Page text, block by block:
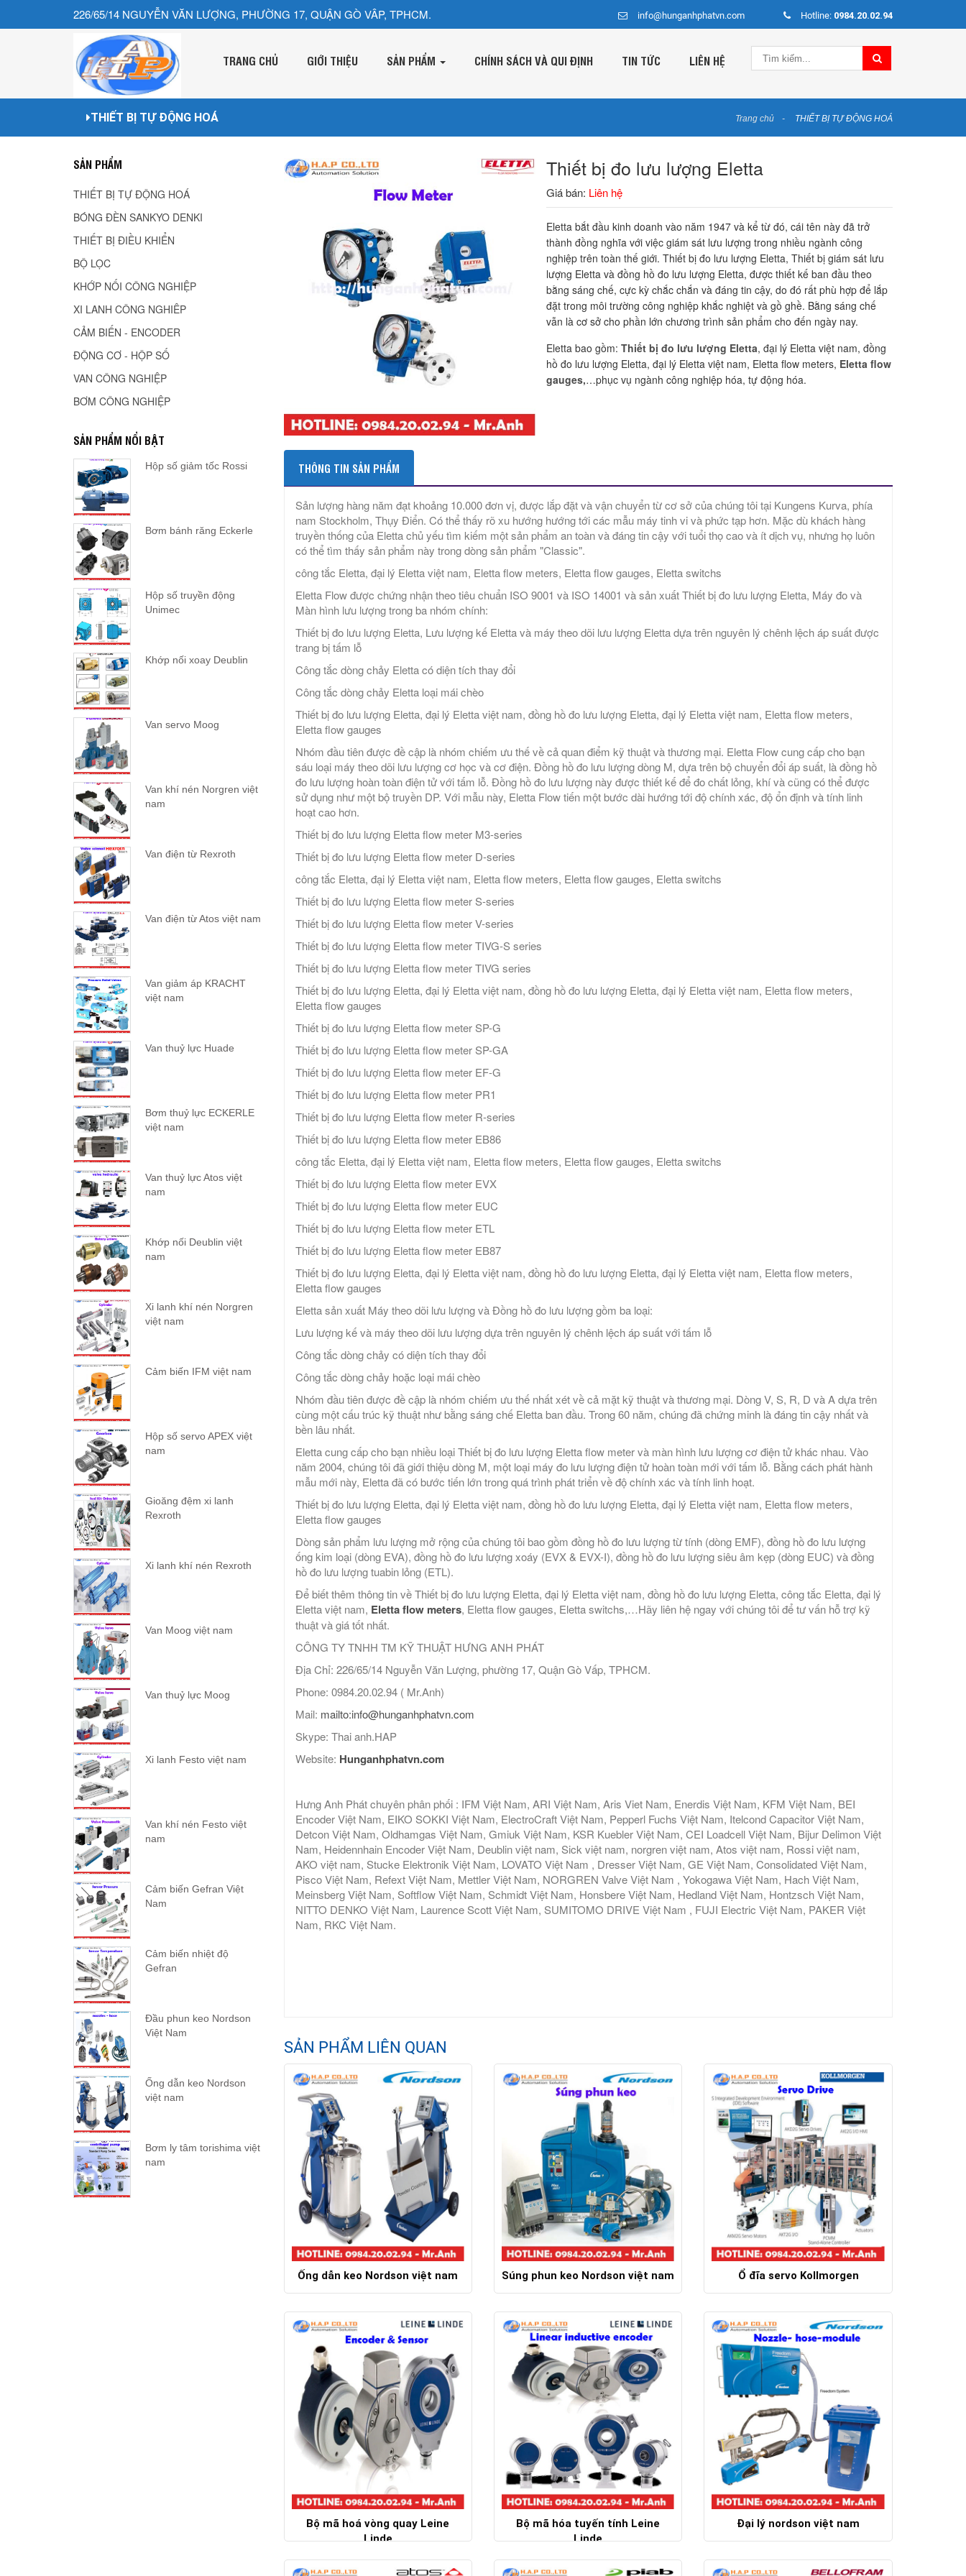
226/65/14 NGUYỄN VĂN LƯỢNG, PHƯỜNG 17, QUẬN GÒ VÂP, TPHCM. info@hunganhphatvn.com Hotline: 0984.20.02.94
TRANG CHỦ GIỚI THIỆU SẢN PHẨM CHÍNH SÁCH VÀ QUI ĐỊNH TIN TỨC LIÊN HỆ
THIẾT BỊ TỰ ĐỘNG HOÁ Trang chủ THIẾT BỊ TỰ ĐỘNG HOÁ
Thiết bị đo lưu lượng Eletta
Giá bán: Liên hệ
Eletta bắt đầu kinh doanh vào năm 1947 và kể từ đó, cái tên này đã trở
thành đồng nghĩa với việc giám sát lưu lượng trong nhiều ngành công
nghiệp trên toàn thế giới. Thiết bị đo lưu lượng Eletta, Thiết bị giám sát lưu
lượng Eletta và đồng hồ đo lưu lượng Eletta, được thiết kế ban đầu theo
bằng sáng chế, cực kỳ chắc chắn và đáng tin cậy, do đó rất phù hợp để lắp
đặt trong môi trường công nghiệp khắc nghiệt và gồ ghề. Bằng sáng chế
vẫn là cơ sở cho phần lớn chương trình sản phẩm cho đến ngày nay.
Eletta bao gồm:Thiết bị đo lưu lượng Eletta, đại lý Eletta việt nam, đồng
hồ đo lưu lượng Eletta, đại lý Eletta việt nam, Eletta flow meters, Eletta flow
gauges,…phục vụ ngành công nghiệp hóa, tự động hóa.
THÔNG TIN SẢN PHẨM
Sản lượng hàng năm đạt khoảng 10.000 đơn vị, được lắp đặt và vận chuyển từ cơ sở của chúng tôi tại Kungens Kurva, phía
nam Stockholm, Thụy Điển. Có thể thấy rõ xu hướng hướng tới các mẫu máy tinh vi và phức tạp hơn. Mặc dù khách hàng
truyền thống của Eletta chủ yếu tìm kiếm một sản phẩm an toàn và đáng tin cậy với tuổi thọ cao và ít dịch vụ, nhưng họ luôn
có thể tìm thấy sản phẩm này trong dòng sản phẩm "Classic".
công tắc Eletta, đại lý Eletta việt nam, Eletta flow meters, Eletta flow gauges, Eletta switchs
Eletta Flow được chứng nhận theo tiêu chuẩn ISO 9001 và ISO 14001 và sản xuất Thiết bị đo lưu lượng Eletta, Máy đo và
Màn hình lưu lượng trong ba nhóm chính:
Thiết bị đo lưu lượng Eletta, Lưu lượng kế Eletta và máy theo dõi lưu lượng Eletta dựa trên nguyên lý chênh lệch áp suất được
trang bị tấm lỗ
Công tắc dòng chảy Eletta có diện tích thay đổi
Công tắc dòng chảy Eletta loại mái chèo
Thiết bị đo lưu lượng Eletta, đại lý Eletta việt nam, đồng hồ đo lưu lượng Eletta, đại lý Eletta việt nam, Eletta flow meters,
Eletta flow gauges
Nhóm đầu tiên được đề cập là nhóm chiếm ưu thế về cả quan điểm kỹ thuật và thương mại. Eletta Flow cung cấp cho bạn
sáu loại máy theo dõi lưu lượng cơ học và cơ điện. Đồng hồ đo lưu lượng dòng M, dựa trên bộ chuyển đổi áp suất, là đồng hồ
đo lưu lượng hoàn toàn điện tử với tấm lỗ. Đồng hồ đo lưu lượng này được thiết kế để đo chất lỏng, khí và cũng có thể được
sử dụng như một bộ truyền DP. Với mẫu này, Eletta Flow tiến một bước dài hướng tới độ chính xác, độ ổn định và tính linh
hoạt cao hơn.
Thiết bị đo lưu lượng Eletta flow meter M3-series
Thiết bị đo lưu lượng Eletta flow meter D-series
công tắc Eletta, đại lý Eletta việt nam, Eletta flow meters, Eletta flow gauges, Eletta switchs
Thiết bị đo lưu lượng Eletta flow meter S-series
Thiết bị đo lưu lượng Eletta flow meter V-series
Thiết bị đo lưu lượng Eletta flow meter TIVG-S series
Thiết bị đo lưu lượng Eletta flow meter TIVG series
Thiết bị đo lưu lượng Eletta, đại lý Eletta việt nam, đồng hồ đo lưu lượng Eletta, đại lý Eletta việt nam, Eletta flow meters,
Eletta flow gauges
Thiết bị đo lưu lượng Eletta flow meter SP-G
Thiết bị đo lưu lượng Eletta flow meter SP-GA
Thiết bị đo lưu lượng Eletta flow meter EF-G
Thiết bị đo lưu lượng Eletta flow meter PR1
Thiết bị đo lưu lượng Eletta flow meter R-series
Thiết bị đo lưu lượng Eletta flow meter EB86
công tắc Eletta, đại lý Eletta việt nam, Eletta flow meters, Eletta flow gauges, Eletta switchs
Thiết bị đo lưu lượng Eletta flow meter EVX
Thiết bị đo lưu lượng Eletta flow meter EUC
Thiết bị đo lưu lượng Eletta flow meter ETL
Thiết bị đo lưu lượng Eletta flow meter EB87
Thiết bị đo lưu lượng Eletta, đại lý Eletta việt nam, đồng hồ đo lưu lượng Eletta, đại lý Eletta việt nam, Eletta flow meters,
Eletta flow gauges
Eletta sản xuất Máy theo dõi lưu lượng và Đồng hồ đo lưu lượng gồm ba loại:
Lưu lượng kế và máy theo dõi lưu lượng dựa trên nguyên lý chênh lệch áp suất với tấm lỗ
Công tắc dòng chảy có diện tích thay đổi
Công tắc dòng chảy hoặc loại mái chèo
Nhóm đầu tiên được đề cập là nhóm chiếm ưu thế nhất xét về cả mặt kỹ thuật và thương mại. Dòng V, S, R, D và A dựa trên
cùng một cấu trúc kỹ thuật như bằng sáng chế Eletta ban đầu. Trong 60 năm, chúng đã chứng minh là đáng tin cậy nhất và
bền lâu nhất.
Eletta cung cấp cho bạn nhiều loại Thiết bị đo lưu lượng Eletta flow meter và màn hình lưu lượng cơ điện tử khác nhau. Vào
năm 2004, chúng tôi đã giới thiệu dòng M, một loại máy đo lưu lượng điện tử hoàn toàn mới với tấm lỗ. Bằng cách phát hành
mẫu mới này, Eletta đã có bước tiến lớn trong quá trình phát triển về độ chính xác và tính linh hoạt.
Thiết bị đo lưu lượng Eletta, đại lý Eletta việt nam, đồng hồ đo lưu lượng Eletta, đại lý Eletta việt nam, Eletta flow meters,
Eletta flow gauges
Dòng sản phẩm lưu lượng mở rộng của chúng tôi bao gồm đồng hồ đo lưu lượng từ tính (dòng EMF), đồng hồ đo lưu lượng
ống kim loại (dòng EVA), đồng hồ đo lưu lượng xoáy (EVX & EVX-I), đồng hồ đo lưu lượng siêu âm kẹp (dòng EUC) và đồng
hồ đo lưu lượng tuabin lỏng (ETL).
Để biết thêm thông tin về Thiết bị đo lưu lượng Eletta, đại lý Eletta việt nam, đồng hồ đo lưu lượng Eletta, công tắc Eletta, đại lý
Eletta việt nam, Eletta flow meters, Eletta flow gauges, Eletta switchs,…Hãy liên hệ ngay với chúng tôi để tư vấn hỗ trợ kỹ
thuật và giá tốt nhất.
CÔNG TY TNHH TM KỸ THUẬT HƯNG ANH PHÁT
Địa Chỉ: 226/65/14 Nguyễn Văn Lượng, phường 17, Quận Gò Vấp, TPHCM.
Phone: 0984.20.02.94 ( Mr.Anh)
Mail: mailto:info@hunganhphatvn.com
Skype: Thai anh.HAP
Website: Hunganhphatvn.com
Hưng Anh Phát chuyên phân phối : IFM Việt Nam, ARI Việt Nam, Aris Viet Nam, Enerdis Việt Nam, KFM Việt Nam, BEI
Encoder Việt Nam, EIKO SOKKI Việt Nam, ElectroCraft Việt Nam, Pepperl Fuchs Việt Nam, Itelcond Capacitor Việt Nam,
Detcon Việt Nam, Oldhamgas Việt Nam, Gmiuk Việt Nam, KSR Kuebler Việt Nam, CEI Loadcell Việt Nam, Bijur Delimon Việt
Nam, Heidennhain Encoder Việt Nam, Deublin việt nam, Sick việt nam, norgren việt nam, Atos việt nam, Rossi việt nam,
AKO việt nam, Stucke Elektronik Việt Nam, LOVATO Việt Nam , Dresser Việt Nam, GE Việt Nam, Consolidated Việt Nam,
Pisco Việt Nam, Refext Việt Nam, Mettler Việt Nam, NORGREN Valve Việt Nam , Yokogawa Việt Nam, Hach Việt Nam,
Meinsberg Việt Nam, Softflow Việt Nam, Schmidt Việt Nam, Honsbere Việt Nam, Hedland Việt Nam, Hontzsch Việt Nam,
NITTO DENKO Việt Nam, Laurence Scott Việt Nam, SUMITOMO DRIVE Việt Nam , FUJI Electric Việt Nam, PAKER Việt
Nam, RKC Việt Nam.
SẢN PHẨM LIÊN QUAN
Ống dẫn keo Nordson việt nam Súng phun keo Nordson việt nam Ổ đĩa servo Kollmorgen
Chi tiết
Bộ mã hoá vòng quay Leine
Linde
Bộ mã hóa tuyến tính Leine
Linde
Đại lý nordson việt nam
Chi tiết
SẢN PHẨM
THIẾT BỊ TỰ ĐỘNG HOÁ
BÓNG ĐÈN SANKYO DENKI
THIẾT BỊ ĐIỀU KHIỂN
BỘ LỌC
KHỚP NỐI CÔNG NGHIỆP
XI LANH CÔNG NGHIÊP
CẢM BIẾN - ENCODER
ĐỘNG CƠ - HỘP SỐ
VAN CÔNG NGHIỆP
BƠM CÔNG NGHIỆP
SẢN PHẨM NỔI BẬT
Hộp số giảm tốc Rossi
Bơm bánh răng Eckerle
Hộp số truyền động
Unimec
Khớp nối xoay Deublin
Van servo Moog
Van khí nén Norgren việt
nam
Van điện từ Rexroth
Van điện từ Atos việt nam
Van giảm áp KRACHT
việt nam
Van thuỷ lực Huade
Bơm thuỷ lực ECKERLE
việt nam
Van thuỷ lực Atos việt
nam
Khớp nối Deublin việt
nam
Xi lanh khí nén Norgren
việt nam
Cảm biến IFM việt nam
Hộp số servo APEX việt
nam
Gioăng đệm xi lanh
Rexroth
Xi lanh khí nén Rexroth
Van Moog việt nam
Van thuỷ lực Moog
Xi lanh Festo việt nam
Van khí nén Festo việt
nam
Cảm biến Gefran Việt
Nam
Cảm biến nhiệt độ
Gefran
Đầu phun keo Nordson
Việt Nam
Ống dẫn keo Nordson
việt nam
Bơm ly tâm torishima việt
nam